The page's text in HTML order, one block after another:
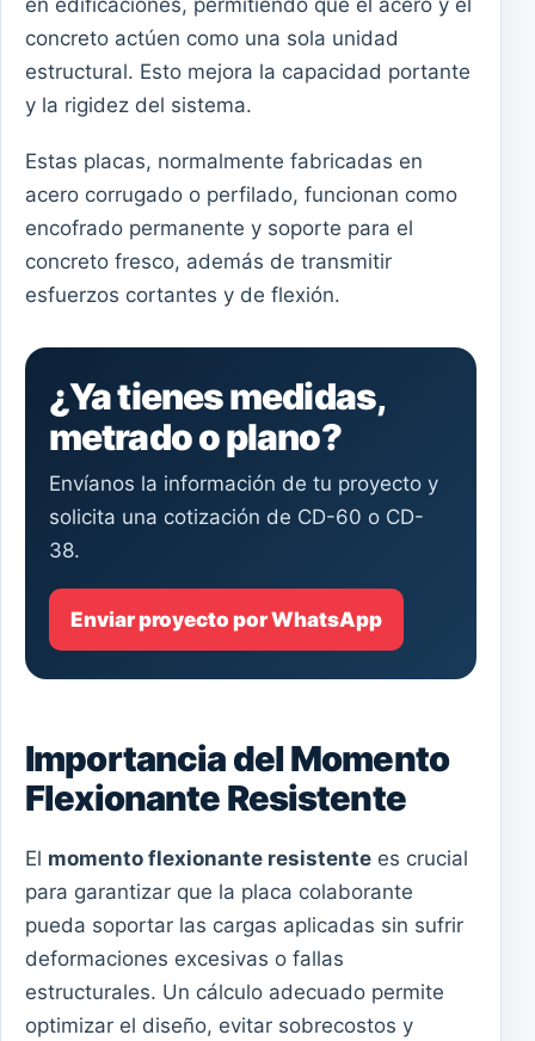
concreto actúen como una sola unidad
estructural. Esto mejora la capacidad portante
y la rigidez del sistema.
Estas placas, normalmente fabricadas en
acero corrugado o perfilado, funcionan como
encofrado permanente y soporte para el
concreto fresco, además de transmitir
esfuerzos cortantes y de flexión.
¿Ya tienes medidas,
metrado o plano?
Envíanos la información de tu proyecto y
solicita una cotización de CD-60 o CD-
38.
Enviar proyecto por WhatsApp
Importancia del Momento
Flexionante Resistente
El momento flexionante resistente es crucial
para garantizar que la placa colaborante
pueda soportar las cargas aplicadas sin sufrir
deformaciones excesivas o fallas
estructurales. Un cálculo adecuado permite
optimizar el diseño, evitar sobrecostos y